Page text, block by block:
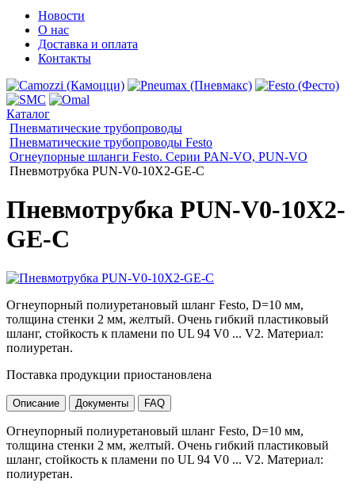
Новости
О нас
Доставка и оплата
Контакты
Каталог
Пневматические трубопроводы
Пневматические трубопроводы Festo
Огнеупорные шланги Festo. Серии PAN-VO, PUN-VO
Пневмотрубка PUN-V0-10X2-GE-C
Пневмотрубка PUN-V0-10X2-
GE-C
Огнеупорный полиуретановый шланг Festo, D=10 мм,
толщина стенки 2 мм, желтый. Очень гибкий пластиковый
шланг, стойкость к пламени по UL 94 V0 ... V2. Материал:
полиуретан.
Поставка продукции приостановлена
Описание Документы FAQ
Огнеупорный полиуретановый шланг Festo, D=10 мм,
толщина стенки 2 мм, желтый. Очень гибкий пластиковый
шланг, стойкость к пламени по UL 94 V0 ... V2. Материал:
полиуретан.